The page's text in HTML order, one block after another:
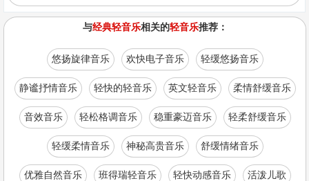
与经典轻音乐相关的轻音乐推荐：
悠扬旋律音乐 欢快电子音乐 轻缓悠扬音乐
静谧抒情音乐 轻快的轻音乐 英文轻音乐 柔情舒缓音乐
音效音乐 轻松格调音乐 稳重豪迈音乐 轻柔舒缓音乐
轻缓柔情音乐 神秘高贵音乐 舒缓情绪音乐
优雅自然音乐 班得瑞轻音乐 轻快动感音乐 活泼儿歌